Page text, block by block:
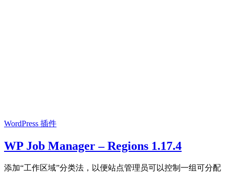
WordPress 插件
WP Job Manager – Regions 1.17.4
添加“工作区域”分类法，以便站点管理员可以控制一组可分配